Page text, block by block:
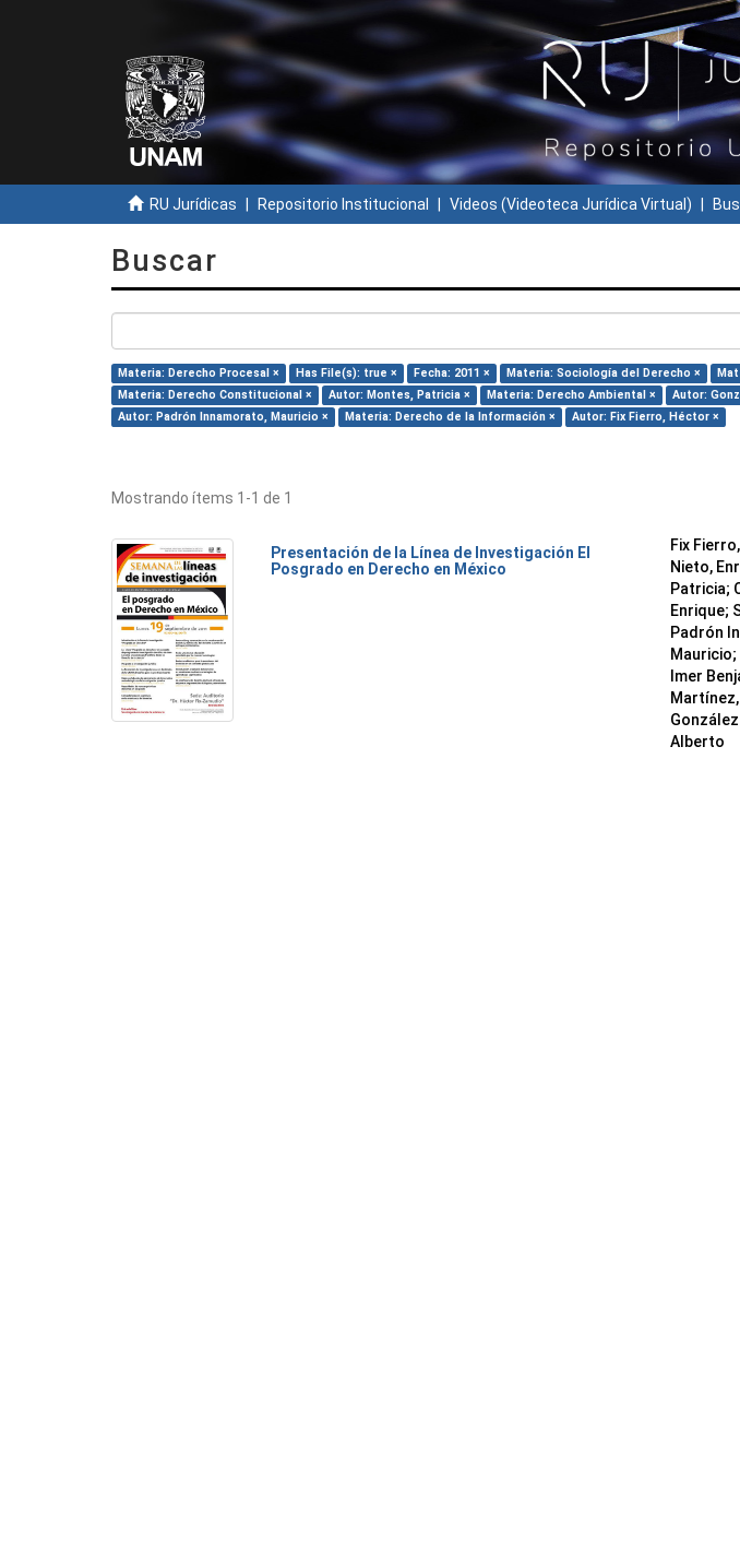
RU Jurídicas Repositorio Institucional Videos (Videoteca Jurídica Virtual)
Buscar
Materia: Derecho Procesal × Has File(s): true × Fecha: 2011 × Materia: Sociología del Derecho ×
Materia: Derecho Constitucional ×
Autor: Montes, Patricia × Materia: Derecho Ambiental ×
Autor:
Autor: Padrón Innamorato, Mauricio ×
Materia: Derecho de la Información × Autor: Fix Fierro, Héctor ×
Mostrando ítems 1-1 de 1
Presentación de la Línea de Investigación El
Posgrado en Derecho en México
Fix
Nieto,
Patricia;
Enrique;
Padrón
Mauricio;
Imer
Alberto